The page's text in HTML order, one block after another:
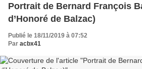
Portrait de Bernard François
d’Honoré de Balzac)
Publié le 18/11/2019 à 07:52
Par acbx41